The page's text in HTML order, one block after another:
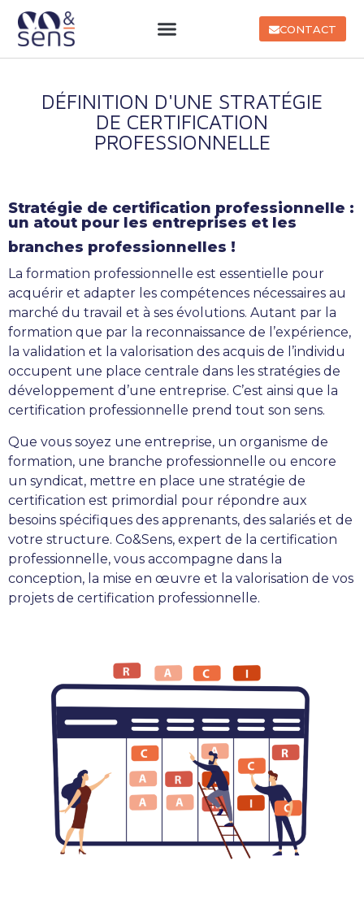
CONTACT
DÉFINITION D'UNE STRATÉGIE
DE CERTIFICATION
PROFESSIONNELLE
Stratégie de certification professionnelle :
un atout pour les entreprises et les
branches professionnelles !
La formation professionnelle est essentielle pour
acquérir et adapter les compétences nécessaires au
marché du travail et à ses évolutions. Autant par la
formation que par la reconnaissance de l’expérience,
la validation et la valorisation des acquis de l’individu
occupent une place centrale dans les stratégies de
développement d’une entreprise. C’est ainsi que la
certification professionnelle prend tout son sens.
Que vous soyez une entreprise, un organisme de
formation, une branche professionnelle ou encore
un syndicat, mettre en place une stratégie de
certification est primordial pour répondre aux
besoins spécifiques des apprenants, des salariés et de
votre structure. Co&Sens, expert de la certification
professionnelle, vous accompagne dans la
conception, la mise en œuvre et la valorisation de vos
projets de certification professionnelle.